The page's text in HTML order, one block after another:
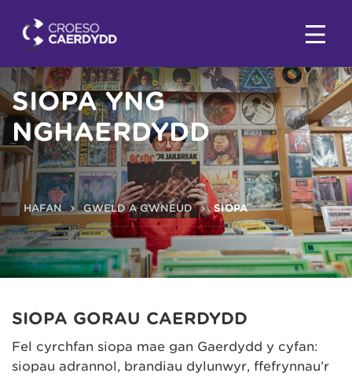
SIOPA YNG
NGHAERDYDD
HAFAN GWELD A GWNEUD SIOPA
SIOPA GORAU CAERDYDD
Fel cyrchfan siopa mae gan Gaerdydd y cyfan:
siopau adrannol, brandiau dylunwyr, ffefrynnau’r